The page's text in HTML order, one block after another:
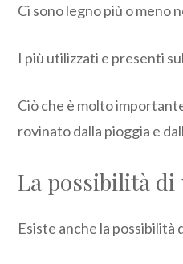
Ci sono legno più o meno
I più utilizzati e presenti
Ciò che è molto
rovinato dalla pioggia e
La possibilità di
Esiste anche la possibilità